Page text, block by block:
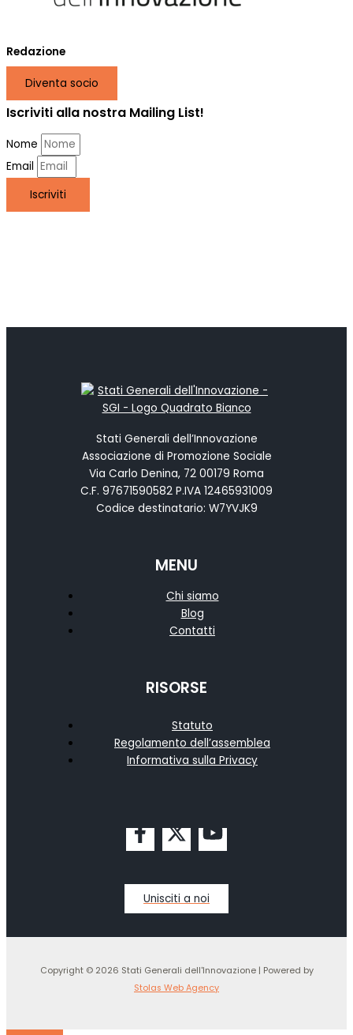
Redazione
Diventa socio
Iscriviti alla nostra Mailing List!
Nome
Email
Iscriviti
Stati Generali dell’Innovazione
Associazione di Promozione Sociale
Via Carlo Denina, 72 00179 Roma
C.F. 97671590582 P.IVA 12465931009
Codice destinatario: W7YVJK9
MENU
Chi siamo
Blog
Contatti
RISORSE
Statuto
Regolamento dell’assemblea
Informativa sulla Privacy
Unisciti a noi
Copyright © 2026 Stati Generali dell'Innovazione | Powered by
Stolas Web Agency